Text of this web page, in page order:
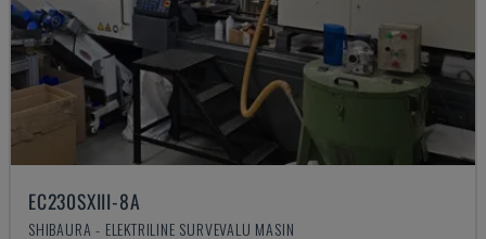
EC230SXIII-8A
SHIBAURA - ELEKTRILINE SURVEVALU MASIN